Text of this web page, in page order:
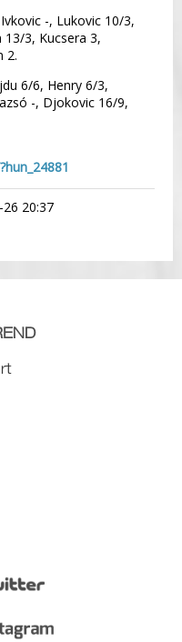
-, Lukovic 10/3,
13/3, Kucsera 3,
2.
6/6, Henry 6/3,
-, Djokovic 16/9,
20:37